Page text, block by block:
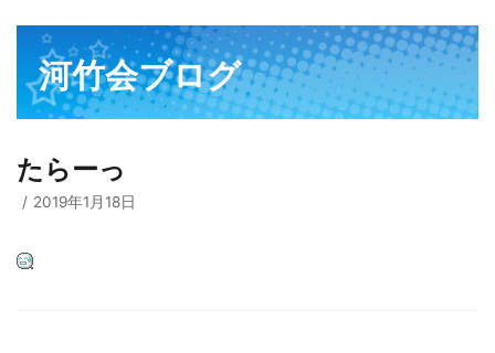
キ
プ
新着情報
□ お知らせ
河竹会について
□ 河竹会について
□ 小学部
実 績
河竹会ブログ
たらーっ
2019年1月18日